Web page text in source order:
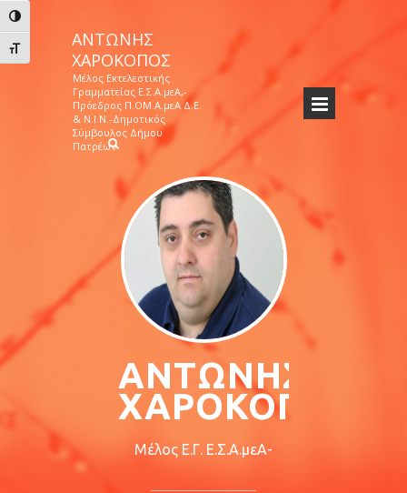
Εναλλαγή Υψηλής Αντίθεσης
Εναλλαγή Μεγέθους Γραμμάτων
ΑΝΤΏΝΗΣ
ΧΑΡΟΚΌΠΟΣ
Μέλος Εκτελεστικής
Γραμματείας Ε.Σ.Α.μεΑ,-
Πρόεδρος Π.ΟΜ.Α.μεΑ Δ.Ε.
& Ν.Ι.Ν.-Δημοτικός
Σύμβουλος Δήμου
Πατρέων
ΑΝΤΏΝΗΣ
ΧΑΡΟΚΌΠΟΣ
Μέλος Ε.Γ. Ε.Σ.Α.μεΑ-